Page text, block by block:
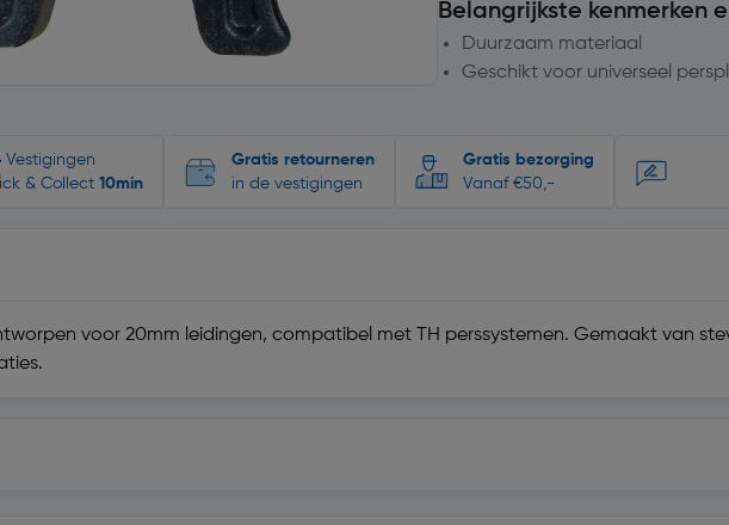
Belangrijkste kenmerken
Duurzaam materiaal
Geschikt voor universeel
Vestigingen
& Collect 10min
Gratis retourneren
in de vestigingen
Gratis bezorging
Vanaf €50,-
voor 20mm leidingen, compatibel met TH perssystemen. Gemaakt van